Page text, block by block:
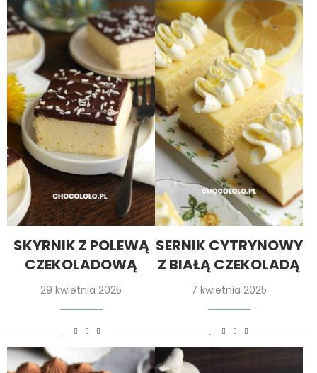
SKYRNIK Z POLEWĄ
CZEKOLADOWĄ
29 kwietnia 2025
SERNIK CYTRYNOWY
Z BIAŁĄ CZEKOLADĄ
7 kwietnia 2025